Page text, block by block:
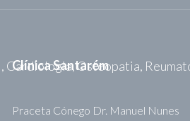
Clínica Santarém
Praceta Cónego Dr. Manuel Nunes